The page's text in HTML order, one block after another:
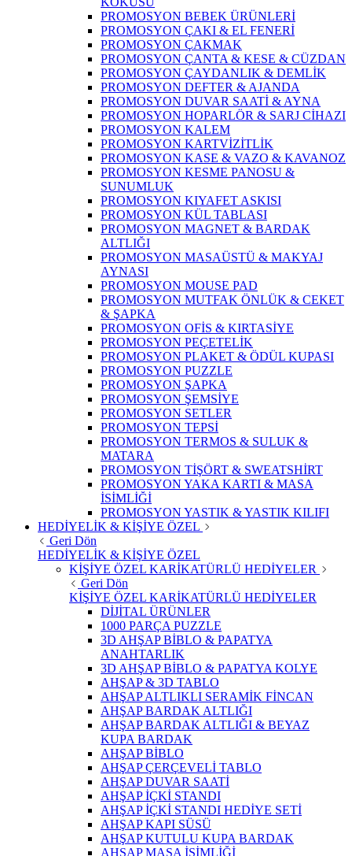
PROMOSYON BEBEK ÜRÜNLERİ
PROMOSYON ÇAKI & EL FENERİ
PROMOSYON ÇAKMAK
PROMOSYON ÇANTA & KESE & CÜZDAN
PROMOSYON ÇAYDANLIK & DEMLİK
PROMOSYON DEFTER & AJANDA
PROMOSYON DUVAR SAATİ & AYNA
PROMOSYON HOPARLÖR & SARJ CİHAZI
PROMOSYON KALEM
PROMOSYON KARTVİZİTLİK
PROMOSYON KASE & VAZO & KAVANOZ
PROMOSYON KESME PANOSU &
SUNUMLUK
PROMOSYON KIYAFET ASKISI
PROMOSYON KÜL TABLASI
PROMOSYON MAGNET & BARDAK
ALTLIĞI
PROMOSYON MASAÜSTÜ & MAKYAJ
AYNASI
PROMOSYON MOUSE PAD
PROMOSYON MUTFAK ÖNLÜK & CEKET
& ŞAPKA
PROMOSYON OFİS & KIRTASİYE
PROMOSYON PEÇETELİK
PROMOSYON PLAKET & ÖDÜL KUPASI
PROMOSYON PUZZLE
PROMOSYON ŞAPKA
PROMOSYON ŞEMSİYE
PROMOSYON SETLER
PROMOSYON TEPSİ
PROMOSYON TERMOS & SULUK &
MATARA
PROMOSYON TİŞÖRT & SWEATSHİRT
PROMOSYON YAKA KARTI & MASA
İSİMLİĞİ
PROMOSYON YASTIK & YASTIK KILIFI
HEDİYELİK & KİŞİYE ÖZEL
Geri Dön
HEDİYELİK & KİŞİYE ÖZEL
KİŞİYE ÖZEL KARİKATÜRLÜ HEDİYELER
Geri Dön
KİŞİYE ÖZEL KARİKATÜRLÜ HEDİYELER
DİJİTAL ÜRÜNLER
1000 PARÇA PUZZLE
3D AHŞAP BİBLO & PAPATYA
ANAHTARLIK
3D AHŞAP BİBLO & PAPATYA KOLYE
AHŞAP & 3D TABLO
AHŞAP ALTLIKLI SERAMİK FİNCAN
AHŞAP BARDAK ALTLIĞI
AHŞAP BARDAK ALTLIĞI & BEYAZ
KUPA BARDAK
AHŞAP BİBLO
AHŞAP ÇERÇEVELİ TABLO
AHŞAP DUVAR SAATİ
AHŞAP İÇKİ STANDI
AHŞAP İÇKİ STANDI HEDİYE SETİ
AHŞAP KAPI SÜSÜ
AHŞAP KUTULU KUPA BARDAK
AHŞAP MASA İSİMLİĞİ